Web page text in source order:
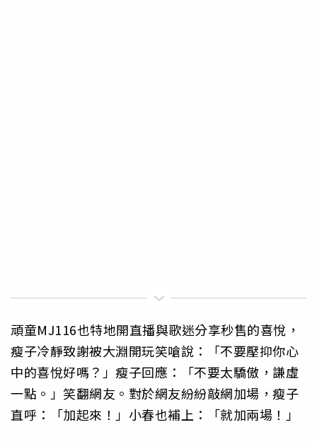
頑童MJ116也特地開直播與歌迷分享秒售的喜悅，
瘦子冷靜致謝被大淵開玩笑嗆說：「不要壓抑你心
中的喜悅好嗎？」瘦子回應：「不要太驕傲，謙虛
一點。」笑翻網友。對於網友紛紛敲網加場，瘦子
直呼：「加起來！」小春也補上：「就加兩場！」